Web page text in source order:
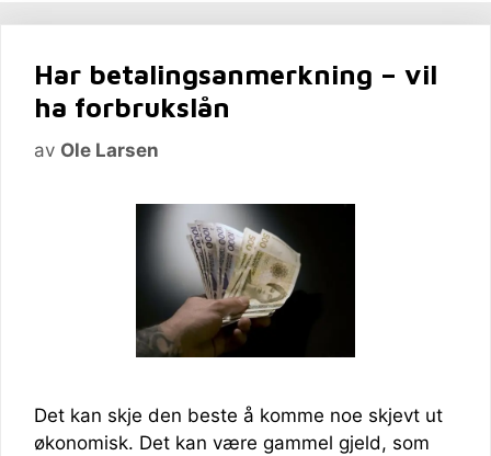
Har betalingsanmerkning – vil
ha forbrukslån
av Ole Larsen
Det kan skje den beste å komme noe skjevt ut
økonomisk. Det kan være gammel gjeld, som